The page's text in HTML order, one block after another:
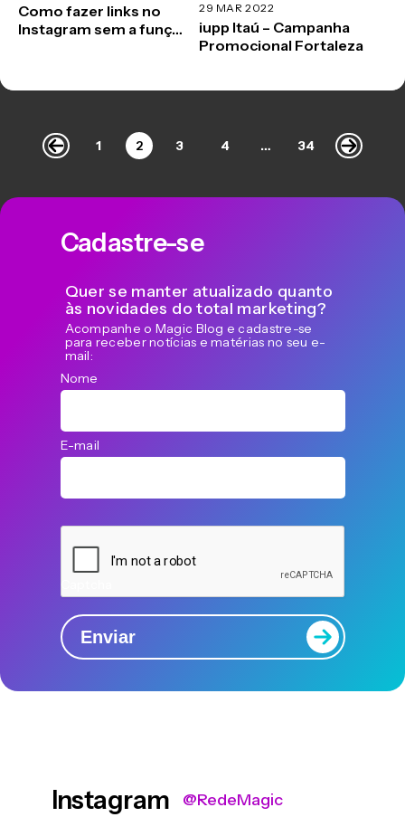
Como fazer links no
Instagram sem a função
29 MAR 2022
iupp Itaú – Campanha
Promocional Fortaleza
1 2 3 4 … 34
Cadastre-se
Quer se manter atualizado quanto
às novidades do total marketing?
Acompanhe o Magic Blog e cadastre-se
para receber notícias e matérias no seu e-
mail:
Nome
E-mail
Enviar
Instagram @RedeMagic